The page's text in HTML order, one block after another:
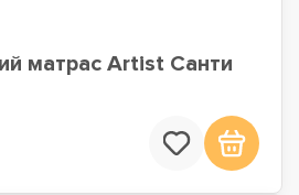
матрас Artist Санти